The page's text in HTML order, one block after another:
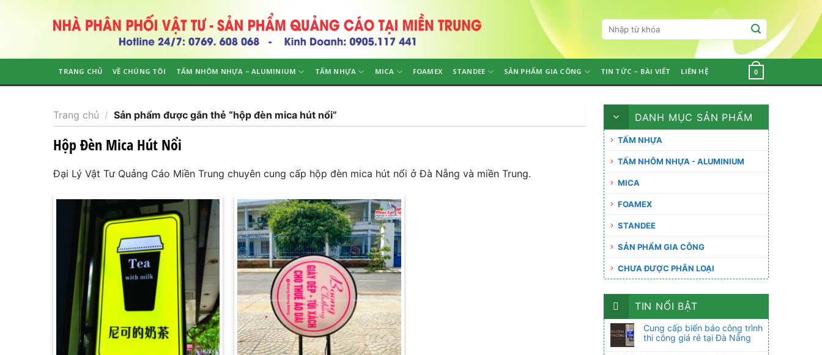
Tìm
kiếm:
TRANG CHỦ VỀ CHÚNG TÔI TẤM NHÔM NHỰA – ALUMINIUM TẤM NHỰA MICA FOAMEX STANDEE SẢN PHẨM GIA CÔNG TIN TỨC – BÀI VIẾT LIÊN HỆ 0
Hộp Đèn Mica Hút Nổi
Trang chủ / Sản phẩm được gắn thẻ “hộp đèn mica hút nổi”
Đại Lý Vật Tư Quảng Cáo Miền Trung chuyên cung cấp hộp đèn mica hút nổi ở Đà Nẵng và miền Trung.
DANH MỤC SẢN PHẨM
TẤM NHỰA
TẤM NHÔM NHỰA - ALUMINIUM
MICA
FOAMEX
STANDEE
SẢN PHẨM GIA CÔNG
CHƯA ĐƯỢC PHÂN LOẠI
TIN NỔI BẬT
Cung cấp biển báo công trình
thi công giá rẻ tại Đà Nẵng